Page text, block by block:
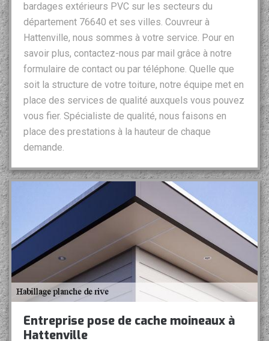
bardages extérieurs PVC sur les secteurs du
département 76640 et ses villes. Couvreur à
Hattenville, nous sommes à votre service. Pour en
savoir plus, contactez-nous par mail grâce à notre
formulaire de contact ou par téléphone. Quelle que
soit la structure de votre toiture, notre équipe met en
place des services de qualité auxquels vous pouvez
vous fier. Spécialiste de qualité, nous faisons en
place des prestations à la hauteur de chaque
demande.
Entreprise pose de cache moineaux à
Hattenville